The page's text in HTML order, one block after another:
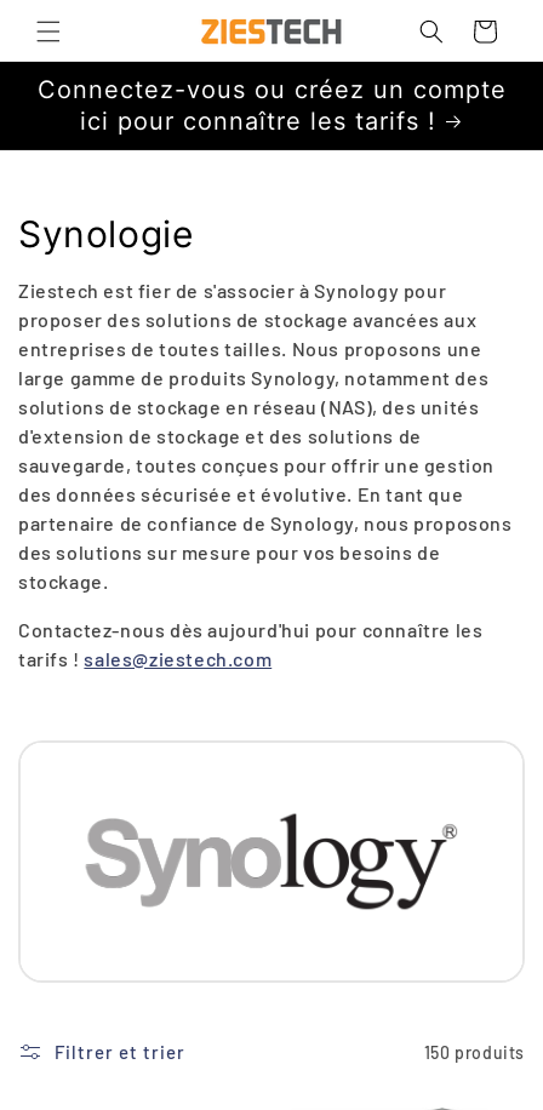
passer
au
Panier
Connectez-vous ou créez un compte
ici pour connaître les tarifs !
C
o
l
l
e
c
t
i
n
Synologie
Ziestech est fier de s'associer à Synology pour
proposer des solutions de stockage avancées aux
entreprises de toutes tailles. Nous proposons une
large gamme de produits Synology, notamment des
solutions de stockage en réseau (NAS), des unités
d'extension de stockage et des solutions de
sauvegarde, toutes conçues pour offrir une gestion
des données sécurisée et évolutive. En tant que
partenaire de confiance de Synology, nous proposons
des solutions sur mesure pour vos besoins de
stockage.
Contactez-nous dès aujourd'hui pour connaître les
tarifs ! sales@ziestech.com
Filtrer et trier 150 produits